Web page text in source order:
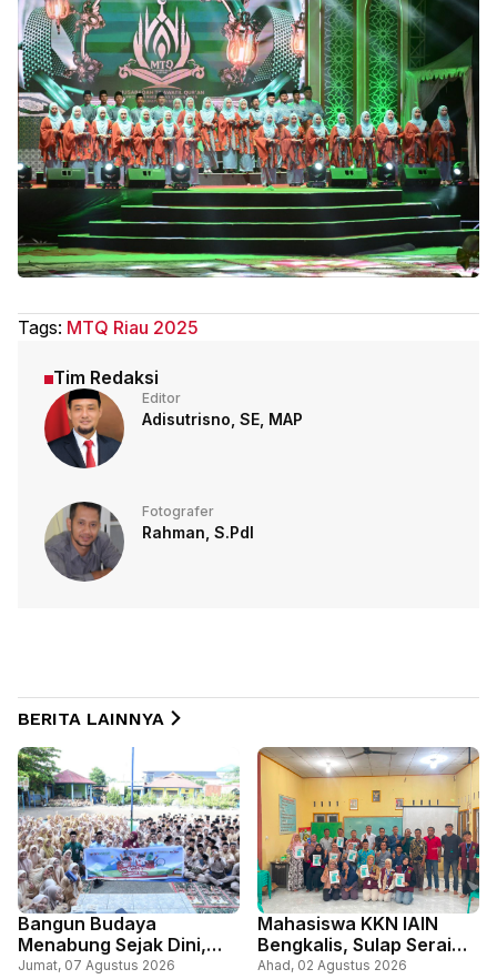
Tags: MTQ Riau 2025
Tim Redaksi
Editor
Adisutrisno, SE, MAP
Fotografer
Rahman, S.PdI
BERITA LAINNYA
Bangun Budaya
Menabung Sejak Dini,
BRK Syariah Gelar
Jumat, 07 Agustus 2026
Mahasiswa KKN IAIN
Bengkalis, Sulap Serai
Jadi Spray Anti Nyamuk,
Ahad, 02 Agustus 2026